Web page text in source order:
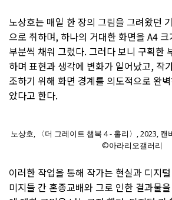
노상호는 매일 한 장의 그림을 그려왔던
으로 취하며, 하나의 거대한 화면을 A4
부분씩 채워 그렸다. 그러다 보니 구획한
하며 표현과 생각에 변화가 일어났고, 작
조하기 위해 화면 경계를 의도적으로 완
았다고 한다.
노상호, 〈더 그레이트 챕북 4 - 홀리〉, 2023, 캔
©아라리오갤러리
이러한 작업을 통해 작가는 현실과 디지
미지들 간 혼종교배와 그로 인한 결과물